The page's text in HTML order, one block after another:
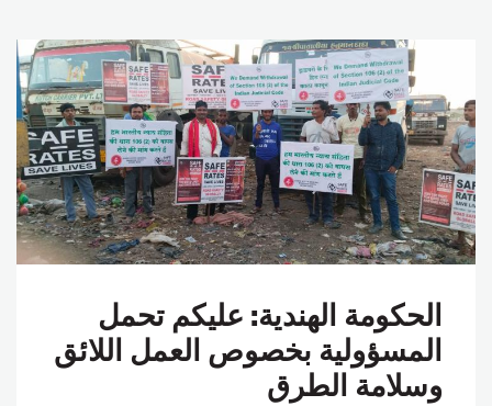
الحكومة الهندية: عليكم تحمل
المسؤولية بخصوص العمل اللائق
وسلامة الطرق